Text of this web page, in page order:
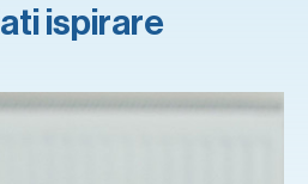
ispirare